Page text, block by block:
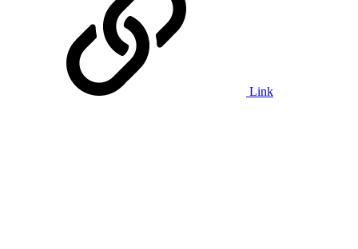
Link